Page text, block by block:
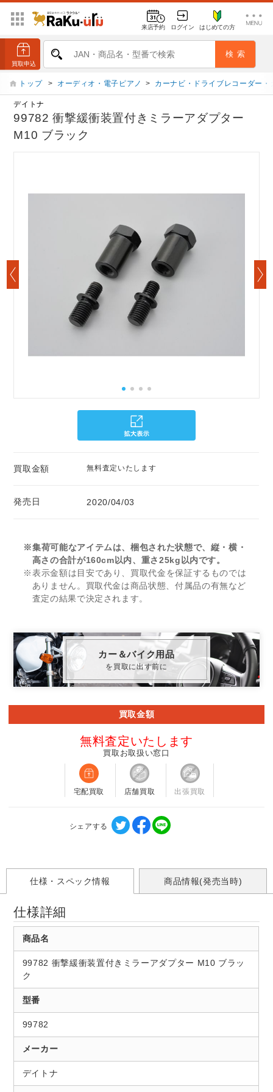
来店予約 ログイン はじめての方
トップ > オーディオ・電子ピアノ > カーナビ・ドライブレコーダー・
デイトナ
99782 衝撃緩衝装置付きミラーアダプター
M10 ブラック
買取金額 無料査定いたします
発売日 2020/04/03
※集荷可能なアイテムは、梱包された状態で、縦・横・
高さの合計が160cm以内、重さ25kg以内です。
※表示金額は目安であり、買取代金を保証するものでは
ありません。買取代金は商品状態、付属品の有無など
査定の結果で決定されます。
カー＆バイク用品
を買取に出す前に
買取金額
無料査定いたします
買取お取扱い窓口
宅配買取 店舗買取 出張買取
シェアする
仕様・スペック情報 商品情報(発売当時)
仕様詳細
商品名
99782 衝撃緩衝装置付きミラーアダプター M10 ブラッ
ク
型番
99782
メーカー
デイトナ